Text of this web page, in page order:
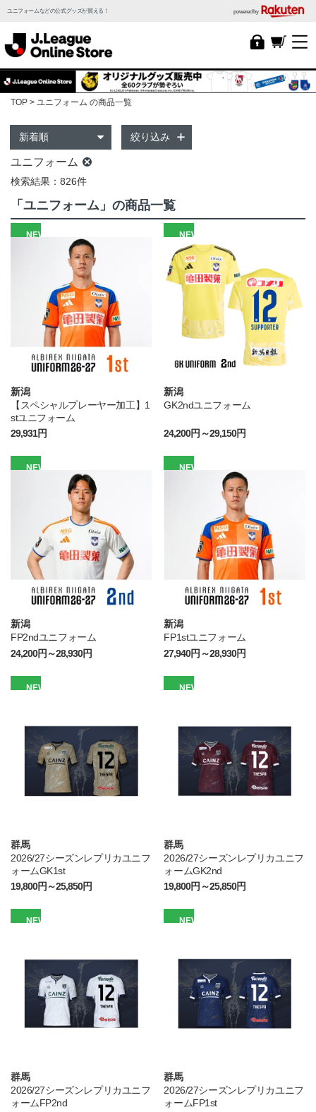
ユニフォームなどの公式グッズが買える！ powered by
TOP ユニフォーム の商品一覧
絞り込み
ユニフォーム
検索結果：826件
「ユニフォーム」の商品一覧
NEW
新潟
【スペシャルプレーヤー加工】1
stユニフォーム
29,931円
NEW
新潟
GK2ndユニフォーム
24,200円～29,150円
NEW
新潟
FP2ndユニフォーム
24,200円～28,930円
NEW
新潟
FP1stユニフォーム
27,940円～28,930円
NEW
群馬
2026/27シーズンレプリカユニフ
ォームGK1st
19,800円～25,850円
NEW
群馬
2026/27シーズンレプリカユニフ
ォームGK2nd
19,800円～25,850円
NEW
群馬
2026/27シーズンレプリカユニフ
ォームFP2nd
NEW
群馬
2026/27シーズンレプリカユニフ
ォームFP1st